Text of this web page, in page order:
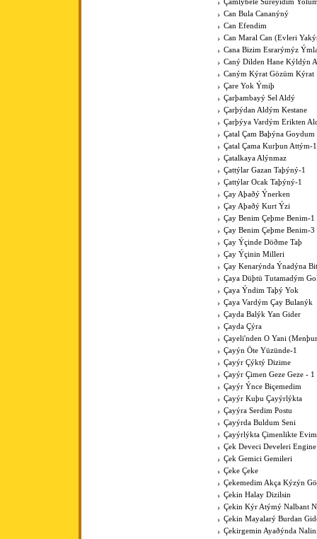
Çamlýbele Süreyidim
Can Bula Cananýný
Can Efendim
Can Maral Can (Evleri
Cana Bizim Esrarýmýz
Caný Dilden Hane Kýldýn
Caným Kýrat Gözüm Kýrat
Çare Yok Ýmiþ
Çarþambayý Sel Aldý
Çarþýdan Aldým Kestane
Çarþýya Vardým Erikten
Çatal Çam Baþýna Goydum
Çatal Çama Kurþun Attým-1
Çatalkaya Alýnmaz
Çattýlar Gazan Taþýný-1
Çattýlar Ocak Taþýný-1
Çay Aþaðý Ýnerken
Çay Aþaðý Kurt Ýzi
Çay Benim Çeþme Benim-1
Çay Benim Çeþme Benim-3
Çay Ýçinde Döðme Taþ
Çay Ýçinin Milleri
Çay Kenarýnda Ýnadýna
Çaya Düþtü Tutamadým
Çaya Ýndim Taþý Yok
Çaya Vardým Çay Bulanýk
Çayda Balýk Yan Gider
Çayda Çýra
Çayeli'nden O Yani
Çayýn Öte Yüzünde-1
Çayýr Çýktý Dizime
Çayýr Çimen Geze Geze - 1
Çayýr Ýnce Biçemedim
Çayýr Kuþu Çayýrlýkta
Çayýra Serdim Postu
Çayýrda Buldum Seni
Çayýrlýkta Çimenlikte
Çek Deveci Develeri Engine
Çek Gemici Gemileri
Çeke Çeke
Çekemedim Akça Kýzýn
Çekin Halay Dizilsin
Çekin Kýr Atýmý Nalbant
Çekin Mayalarý Burdan
Çekirgemin Ayaðýnda